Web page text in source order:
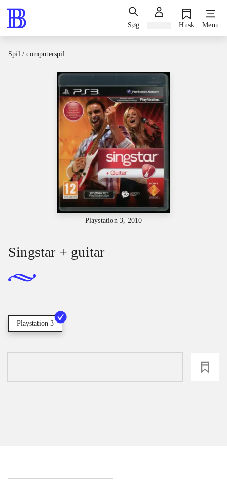
Søg Husk Menu
Spil / computerspil
Playstation 3, 2010
Singstar + guitar
Playstation 3